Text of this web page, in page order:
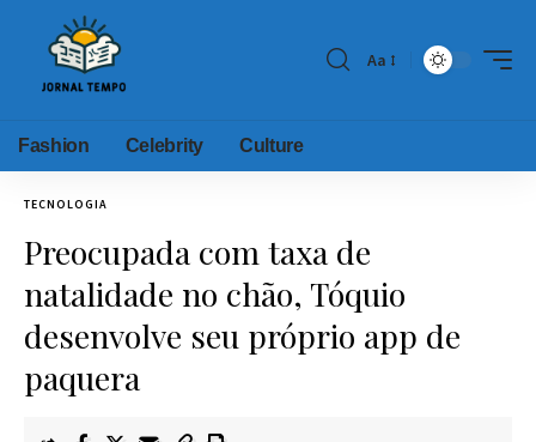
Aa
Fashion Celebrity Culture
TECNOLOGIA
Preocupada com taxa de
natalidade no chão, Tóquio
desenvolve seu próprio app de
paquera